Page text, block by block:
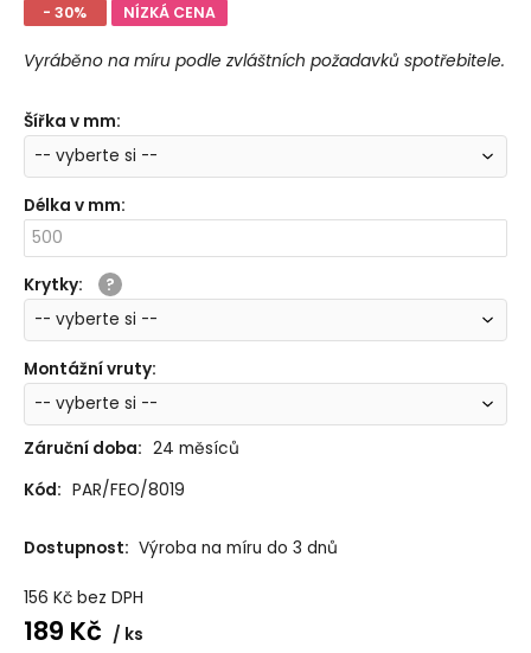
- 30% NÍZKÁ CENA
Vyráběno na míru podle zvláštních požadavků spotřebitele.
Šířka v mm:
Délka v mm:
Krytky:
Montážní vruty:
Záruční doba: 24 měsíců
Kód: PAR/FEO/8019
Dostupnost: Výroba na míru do 3 dnů
156 Kč bez DPH
189 Kč
ks